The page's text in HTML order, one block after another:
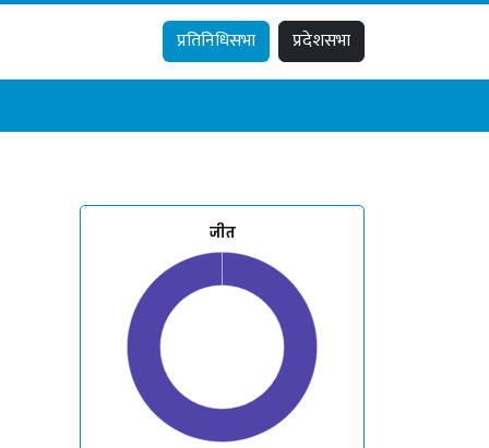
प्रतिनिधिसभा प्रदेशसभा
जीत